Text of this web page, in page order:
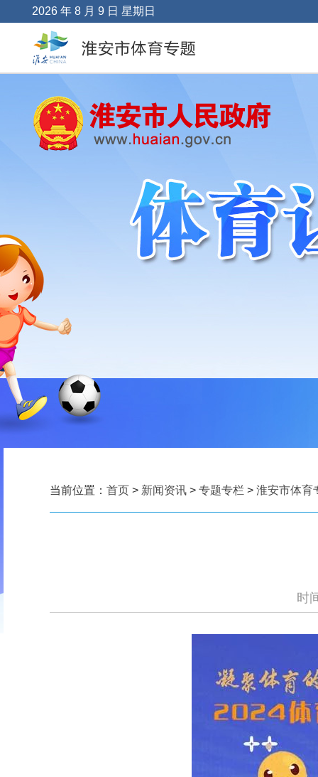
2026 年 8 月 9 日 星期日
当前位置： 首页 > 新闻资讯 > 专题专栏 > 淮安市体育
时